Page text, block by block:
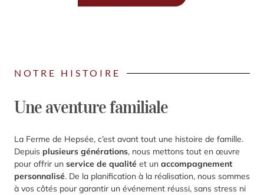
NOTRE HISTOIRE
Une aventure familiale
La Ferme de Hepsée, c’est avant tout une histoire de famille.
Depuis plusieurs générations, nous mettons tout en œuvre
pour offrir un service de qualité et un accompagnement
personnalisé. De la planification à la réalisation, nous sommes
à vos côtés pour garantir un événement réussi, sans stress ni